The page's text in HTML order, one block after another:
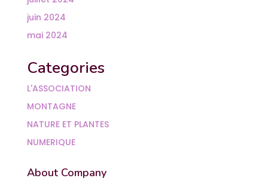
juin 2024
mai 2024
Categories
L'ASSOCIATION
MONTAGNE
NATURE ET PLANTES
NUMERIQUE
About Company